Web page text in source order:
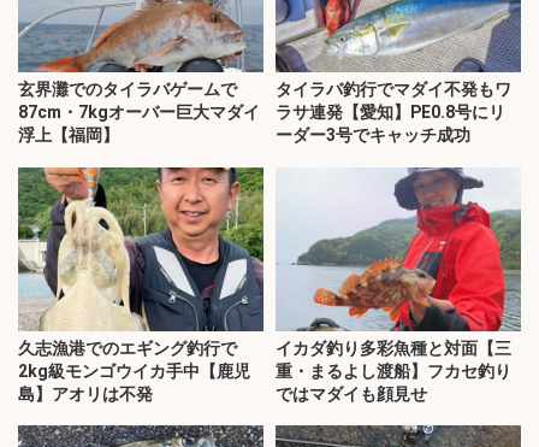
玄界灘でのタイラバゲームで
87cm・7kgオーバー巨大マダイ
浮上【福岡】
タイラバ釣行でマダイ不発もワ
ラサ連発【愛知】PE0.8号にリ
ーダー3号でキャッチ成功
久志漁港でのエギング釣行で
2kg級モンゴウイカ手中【鹿児
島】アオリは不発
イカダ釣り多彩魚種と対面【三
重・まるよし渡船】フカセ釣り
ではマダイも顔見せ